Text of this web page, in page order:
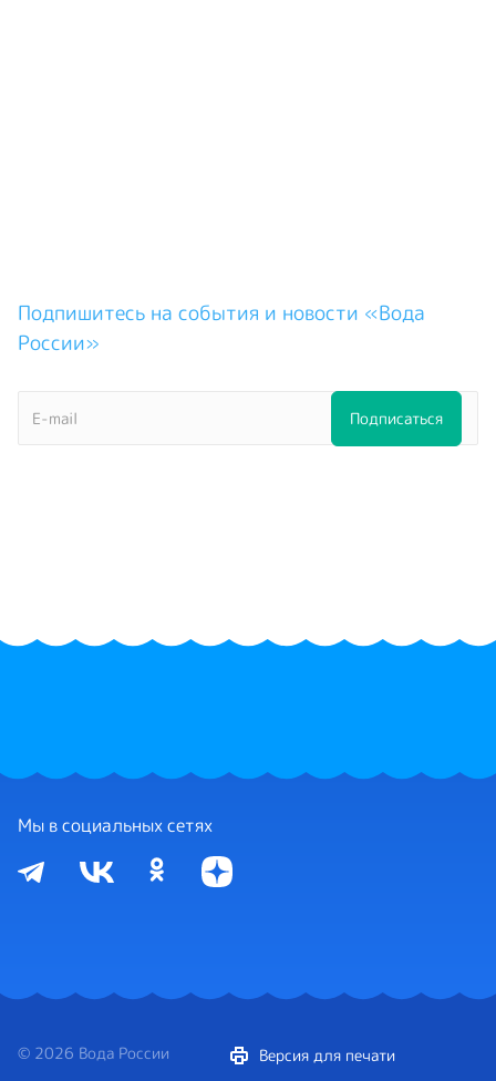
Подпишитесь на события и новости «Вода
России»
Мы в социальных сетях
© 2026 Вода России Версия для печати